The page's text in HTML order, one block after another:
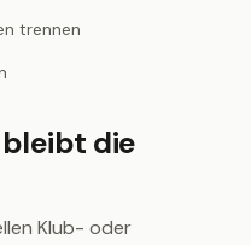
trennen
die
Klub- oder